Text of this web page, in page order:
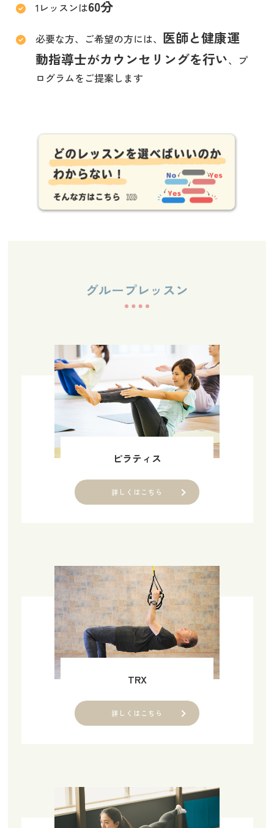
1レッスンは60分
必要な方、ご希望の方には、 医師と健康運
動指導士がカウンセリングを行い、プ
ログラムをご提案します
グループレッスン
ピラティス
詳しくはこちら
TRX
詳しくはこちら